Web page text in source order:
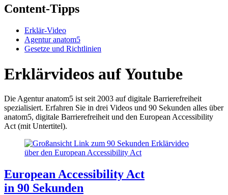
Content-Tipps
Erklär-Video
Agentur anatom5
Gesetze und Richtlinien
Erklärvideos auf Youtube
Die Agentur anatom5 ist seit 2003 auf digitale Barrierefreiheit
spezialisiert. Erfahren Sie in drei Videos und 90 Sekunden alles über
anatom5, digitale Barrierefreiheit und den European Accessibility
Act (mit Untertitel).
European Accessibility Act
in 90 Sekunden